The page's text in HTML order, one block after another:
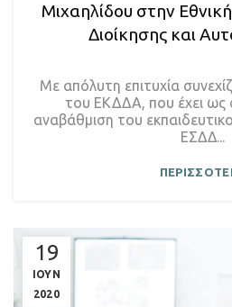
Μιχαηλίδου στην
Διοίκησης και
Με απόλυτη επιτυχία
του ΕΚΔΔΑ, που έχει ως
αναβάθμιση του
ΕΣΔΔ...
19
ΙΟΥΝ
2020